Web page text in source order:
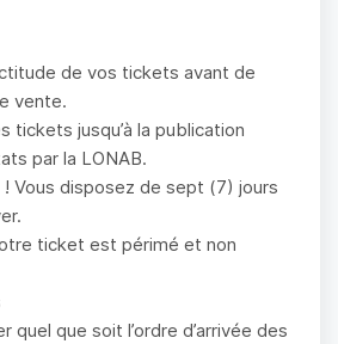
de vos tickets avant de
vente.
tickets jusqu’à la publication
par la LONAB.
! Vous disposez de sept (7) jours
ticket est périmé et non
quel que soit l’ordre d’arrivée des